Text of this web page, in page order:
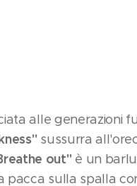
alle generazioni
sussurra
out" è un
pacca sulla spalla